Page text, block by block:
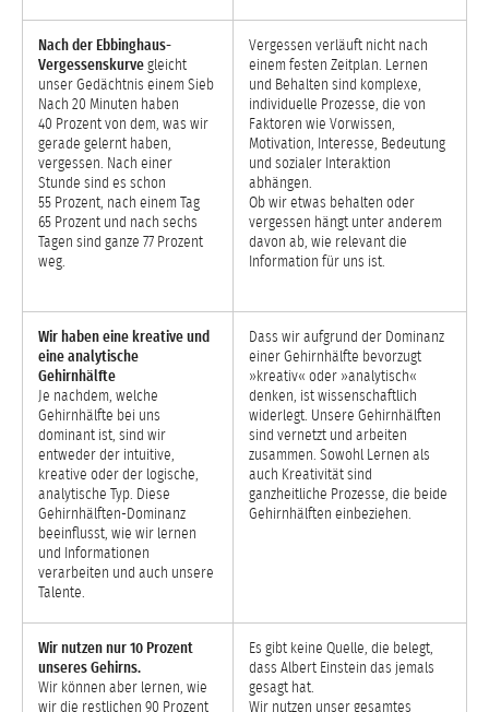
Nach der Ebbinghaus-
Vergessenskurvegleicht
unser Gedächtnis einem Sieb
Nach 20 Minuten haben
40 Prozent von dem, was wir
gerade gelernt haben,
vergessen. Nach einer
Stunde sind es schon
55 Prozent, nach einem Tag
65 Prozent und nach sechs
Tagen sind ganze 77 Prozent
weg.
Vergessen verläuft nicht nach
einem festen Zeitplan. Lernen
und Behalten sind komplexe,
individuelle Prozesse, die von
Faktoren wie Vorwissen,
Motivation, Interesse, Bedeutung
und sozialer Interaktion
abhängen.
Ob wir etwas behalten oder
vergessen hängt unter anderem
davon ab, wie relevant die
Information für uns ist.
Wir haben eine kreative und
eine analytische
Gehirnhälfte
Je nachdem, welche
Gehirnhälfte bei uns
dominant ist, sind wir
entweder der intuitive,
kreative oder der logische,
analytische Typ. Diese
Gehirnhälften-Dominanz
beeinflusst, wie wir lernen
und Informationen
verarbeiten und auch unsere
Talente.
Dass wir aufgrund der Dominanz
einer Gehirnhälfte bevorzugt
»kreativ« oder »analytisch«
denken, ist wissenschaftlich
widerlegt. Unsere Gehirnhälften
sind vernetzt und arbeiten
zusammen. Sowohl Lernen als
auch Kreativität sind
ganzheitliche Prozesse, die beide
Gehirnhälften einbeziehen.
Wir nutzen nur 10 Prozent
unseres Gehirns.
Wir können aber lernen, wie
wir die restlichen 90 Prozent
Es gibt keine Quelle, die belegt,
dass Albert Einstein das jemals
gesagt hat.
Wir nutzen unser gesamtes